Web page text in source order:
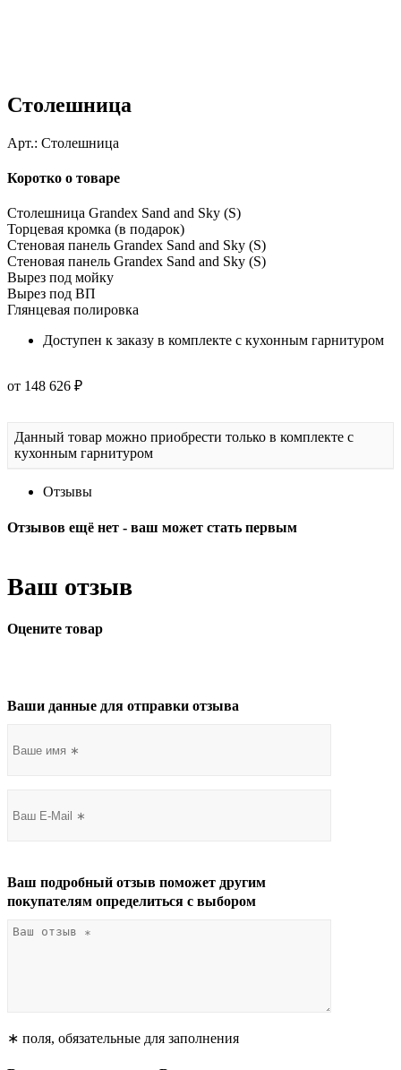
Столешница
Арт.: Столешница
Коротко о товаре
Столешница Grandex Sand and Sky (S)
Торцевая кромка (в подарок)
Стеновая панель Grandex Sand and Sky (S)
Стеновая панель Grandex Sand and Sky (S)
Вырез под мойку
Вырез под ВП
Глянцевая полировка
Доступен к заказу в комплекте с кухонным гарнитуром
от 148 626 ₽
Данный товар можно приобрести только в комплекте с
кухонным гарнитуром
Отзывы
Отзывов ещё нет - ваш может стать первым
Ваш отзыв
Оцените товар
Ваши данные для отправки отзыва
Ваш подробный отзыв поможет другим
покупателям определиться с выбором
∗ поля, обязательные для заполнения